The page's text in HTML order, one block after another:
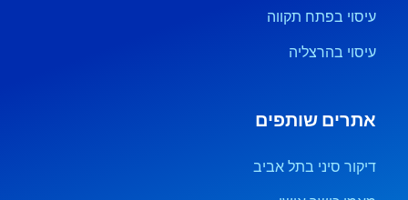
עיסוי בפתח תקווה
עיסוי בהרצליה
אתרים שותפים
דיקור סיני בתל אביב